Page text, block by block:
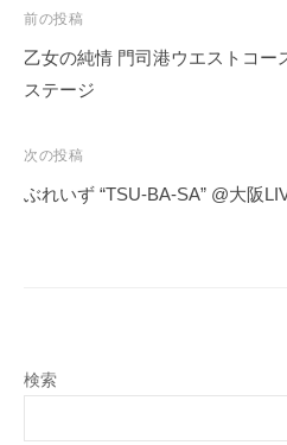
投
稿
ナ
ゲ
ー
前の投稿
乙女の純情 門司港ウエストコー
ステージ
次の投稿
ぶれいず “TSU-BA-SA” @大阪
検索